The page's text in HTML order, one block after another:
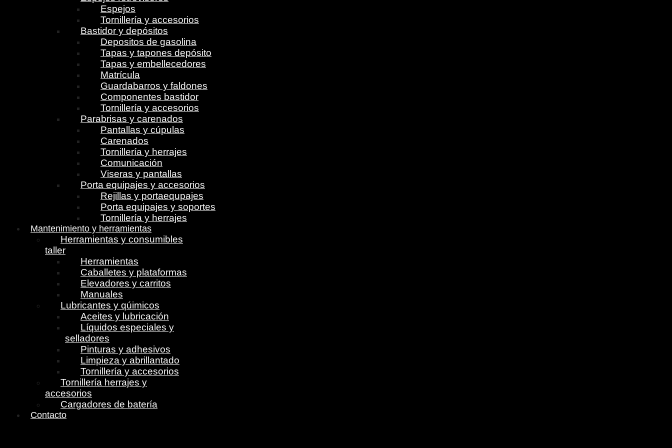
Espejos
Tornillería y accesorios
Bastidor y depósitos
Depositos de gasolina
Tapas y tapones depósito
Tapas y embellecedores
Matrícula
Guardabarros y faldones
Componentes bastidor
Tornillería y accesorios
Parabrisas y carenados
Pantallas y cúpulas
Carenados
Tornillería y herrajes
Comunicación
Viseras y pantallas
Porta equipajes y accesorios
Rejillas y portaequpajes
Porta equipajes y soportes
Tornillería y herrajes
Mantenimiento y herramientas
Herramientas y consumibles
taller
Herramientas
Caballetes y plataformas
Elevadores y carritos
Manuales
Lubricantes y qúimicos
Aceites y lubricación
Líquidos especiales y
selladores
Pinturas y adhesivos
Limpieza y abrillantado
Tornillería y accesorios
Tornillería herrajes y
accesorios
Cargadores de batería
Contacto